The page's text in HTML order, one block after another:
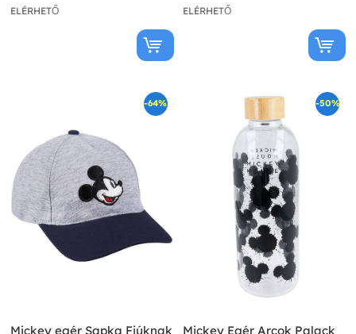
ELÉRHETŐ ELÉRHETŐ
-64%
Mickey egér Sapka Fiúknak
-50%
Mickey Egér Arcok Palack